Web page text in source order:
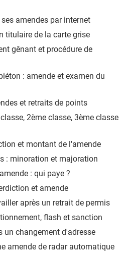
amendes par internet
titulaire de la carte grise
gênant et procédure de
: amende et examen du
et retraits de points
2ème classe, 3ème classe
et montant de l'amende
: minoration et majoration
: qui paye ?
et amende
après un retrait de permis
flash et sanction
un changement d'adresse
amende de radar automatique